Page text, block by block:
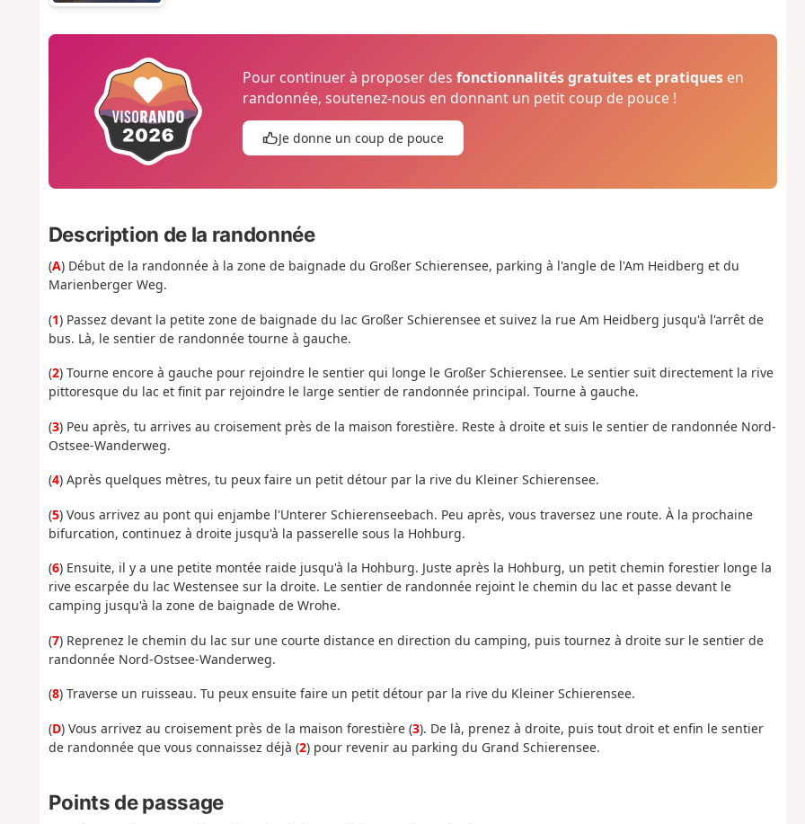
Pour continuer à proposer desfonctionnalités gratuites et pratiques en
randonnée, soutenez-nous en donnant un petit coup de pouce !
Je donne un coup de pouce
Description de la randonnée
(A) Début de la randonnée à la zone de baignade du Großer Schierensee, parking à l'angle de l'Am Heidberg et du
Marienberger Weg.
(1) Passez devant la petite zone de baignade du lac Großer Schierensee et suivez la rue Am Heidberg jusqu'à l'arrêt de
bus. Là, le sentier de randonnée tourne à gauche.
(2) Tourne encore à gauche pour rejoindre le sentier qui longe le Großer Schierensee. Le sentier suit directement la rive
pittoresque du lac et finit par rejoindre le large sentier de randonnée principal. Tourne à gauche.
(3) Peu après, tu arrives au croisement près de la maison forestière. Reste à droite et suis le sentier de randonnée Nord-
Ostsee-Wanderweg.
(4) Après quelques mètres, tu peux faire un petit détour par la rive du Kleiner Schierensee.
(5) Vous arrivez au pont qui enjambe l'Unterer Schierenseebach. Peu après, vous traversez une route. À la prochaine
bifurcation, continuez à droite jusqu'à la passerelle sous la Hohburg.
(6) Ensuite, il y a une petite montée raide jusqu'à la Hohburg. Juste après la Hohburg, un petit chemin forestier longe la
rive escarpée du lac Westensee sur la droite. Le sentier de randonnée rejoint le chemin du lac et passe devant le
camping jusqu'à la zone de baignade de Wrohe.
(7) Reprenez le chemin du lac sur une courte distance en direction du camping, puis tournez à droite sur le sentier de
randonnée Nord-Ostsee-Wanderweg.
(8) Traverse un ruisseau. Tu peux ensuite faire un petit détour par la rive du Kleiner Schierensee.
(D) Vous arrivez au croisement près de la maison forestière (3). De là, prenez à droite, puis tout droit et enfin le sentier
de randonnée que vous connaissez déjà (2) pour revenir au parking du Grand Schierensee.
Points de passage